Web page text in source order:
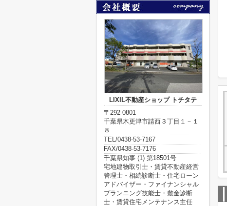
LIXIL不動産ショップ トチタテ
〒292-0801
千葉県木更津市請西３丁目１－１
８
TEL/0438-53-7167
FAX/0438-53-7176
千葉県知事 (1) 第18501号
宅地建物取引士・賃貸不動産経営
管理士・相続診断士・住宅ローン
アドバイザー・ファイナンシャル
プランニング技能士・敷金診断
士・賃貸住宅メンテナンス主任